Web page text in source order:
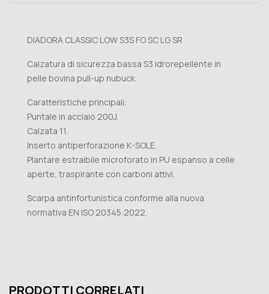
DIADORA CLASSIC LOW S3S FO SC LG SR
Calzatura di sicurezza bassa S3 idrorepellente in
pelle bovina pull-up nubuck.
Caratteristiche principali:
Puntale in acciaio 200J.
Calzata 11.
Inserto antiperforazione K-SOLE.
Plantare estraibile microforato in PU espanso a celle
aperte, traspirante con carboni attivi.
Scarpa antinfortunistica conforme alla nuova
normativa EN ISO 20345:2022.
PRODOTTI CORRELATI